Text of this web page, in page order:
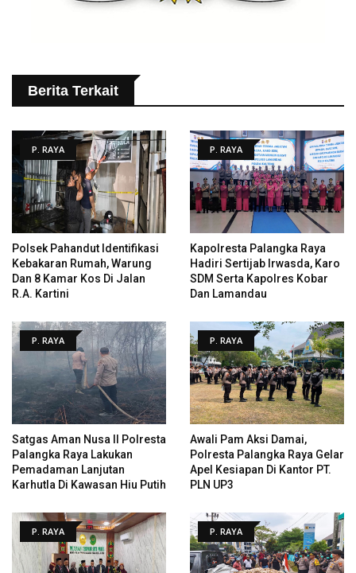
Berita Terkait
P. RAYA
Polsek Pahandut Identifikasi
Kebakaran Rumah, Warung
Dan 8 Kamar Kos Di Jalan
R.A. Kartini
P. RAYA
Kapolresta Palangka Raya
Hadiri Sertijab Irwasda, Karo
SDM Serta Kapolres Kobar
Dan Lamandau
P. RAYA
Satgas Aman Nusa II Polresta
Palangka Raya Lakukan
Pemadaman Lanjutan
Karhutla Di Kawasan Hiu Putih
P. RAYA
Awali Pam Aksi Damai,
Polresta Palangka Raya Gelar
Apel Kesiapan Di Kantor PT.
PLN UP3
P. RAYA P. RAYA